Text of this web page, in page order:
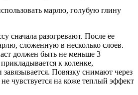
марлю, голубую глину
сначала разогревают. После ее
сложенную в несколько слоев.
должен быть не меньше 3
к коленке,
Повязку снимают через
не чувствуется на коже теплый эффект